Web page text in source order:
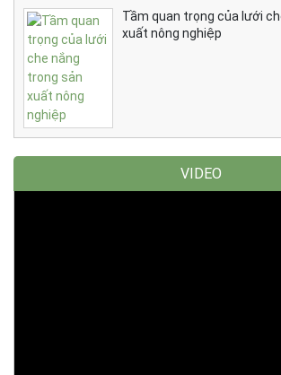
Tầm quan trọng của lưới
xuất nông nghiệp
VIDEO